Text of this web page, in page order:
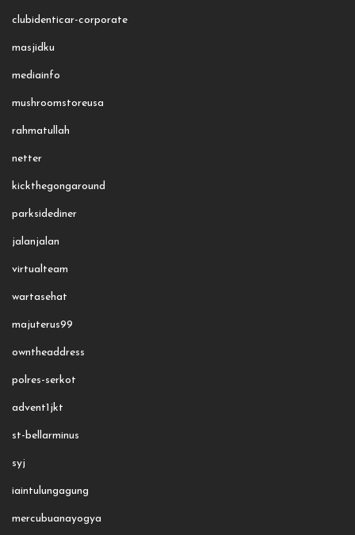
clubidenticar-corporate
masjidku
mediainfo
mushroomstoreusa
rahmatullah
netter
kickthegongaround
parksidediner
jalanjalan
virtualteam
wartasehat
majuterus99
owntheaddress
polres-serkot
advent1jkt
st-bellarminus
syj
iaintulungagung
mercubuanayogya